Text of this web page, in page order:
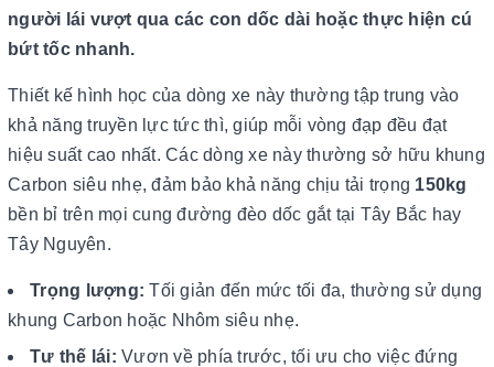
người lái vượt qua các con dốc dài hoặc thực hiện cú
bứt tốc nhanh.
Thiết kế hình học của dòng xe này thường tập trung vào
khả năng truyền lực tức thì, giúp mỗi vòng đạp đều đạt
hiệu suất cao nhất. Các dòng xe này thường sở hữu khung
Carbon siêu nhẹ, đảm bảo khả năng chịu tải trọng 150kg
bền bỉ trên mọi cung đường đèo dốc gắt tại Tây Bắc hay
Tây Nguyên.
Trọng lượng: Tối giản đến mức tối đa, thường sử dụng
khung Carbon hoặc Nhôm siêu nhẹ.
Tư thế lái: Vươn về phía trước, tối ưu cho việc đứng